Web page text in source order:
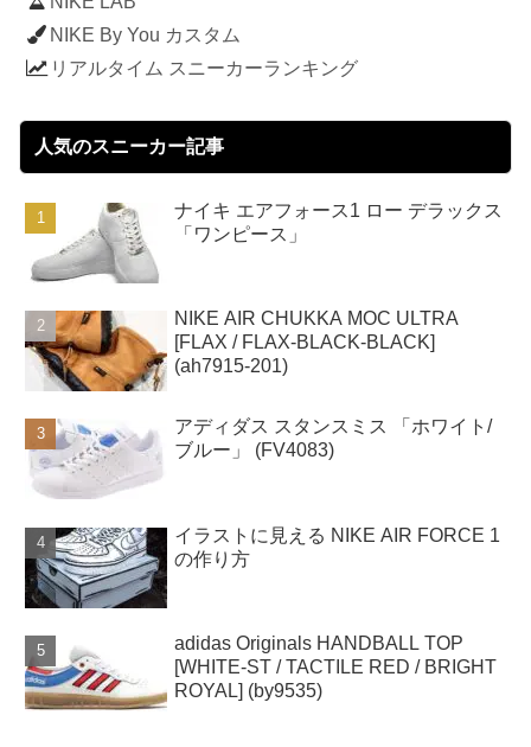
NIKE By You カスタム
リアルタイム スニーカーランキング
人気のスニーカー記事
ナイキ エアフォース1 ロー デラックス
「ワンピース」
NIKE AIR CHUKKA MOC ULTRA
[FLAX / FLAX-BLACK-BLACK]
(ah7915-201)
アディダス スタンスミス 「ホワイト/
ブルー」 (FV4083)
イラストに見える NIKE AIR FORCE 1
の作り方
adidas Originals HANDBALL TOP
[WHITE-ST / TACTILE RED / BRIGHT
ROYAL] (by9535)